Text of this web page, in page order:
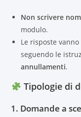
Non scrivere
modulo.
Le risposte vanno
seguendo le
annullamenti.
Tipologie di
1. Domande a